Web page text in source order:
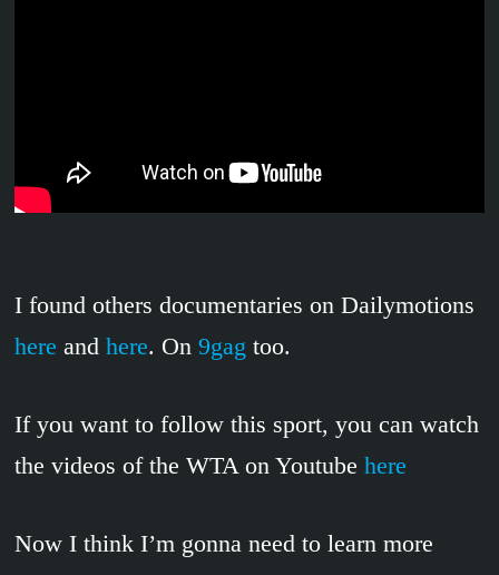
I found others documentaries on Dailymotions
here and here. On 9gag too.
If you want to follow this sport, you can watch
the videos of the WTA on Youtube here
Now I think I’m gonna need to learn more